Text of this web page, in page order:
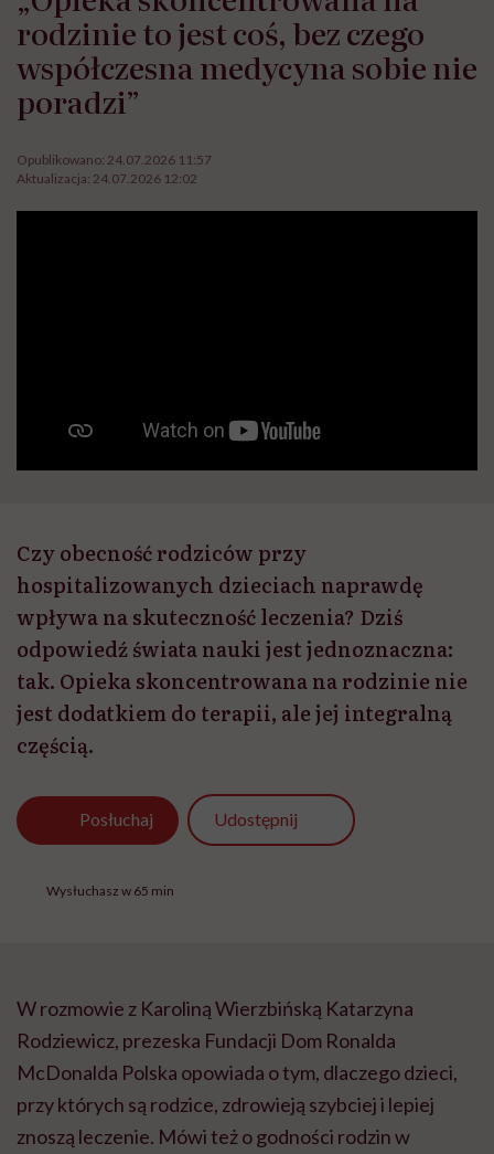
rodzinie to jest coś, bez czego
współczesna medycyna sobie nie
poradzi”
Opublikowano: 24.07.2026 11:57
Aktualizacja: 24.07.2026 12:02
Czy obecność rodziców przy
hospitalizowanych dzieciach naprawdę
wpływa na skuteczność leczenia? Dziś
odpowiedź świata nauki jest jednoznaczna:
tak. Opieka skoncentrowana na rodzinie nie
jest dodatkiem do terapii, ale jej integralną
częścią.
Posłuchaj Udostępnij
Wysłuchasz w 65 min
W rozmowie z Karoliną Wierzbińską Katarzyna
Rodziewicz, prezeska Fundacji Dom Ronalda
McDonalda Polska opowiada o tym, dlaczego dzieci,
przy których są rodzice, zdrowieją szybciej i lepiej
znoszą leczenie. Mówi też o godności rodzin w